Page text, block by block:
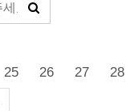
25 26 27
28